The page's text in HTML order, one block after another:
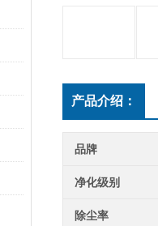
产品介绍：
品牌
净化级别
除尘率